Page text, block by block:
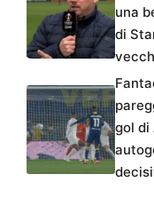
una
di
gol di